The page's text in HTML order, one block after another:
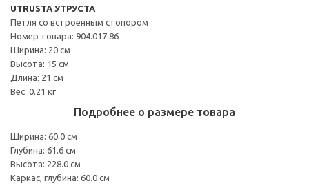
UTRUSTA УТРУСТА
Петля со встроенным стопором
Номер товара: 904.017.86
Ширина: 20 см
Высота: 15 см
Длина: 21 см
Вес: 0.21 кг
Подробнее о размере товара
Ширина: 60.0 см
Глубина: 61.6 см
Высота: 228.0 см
Каркас, глубина: 60.0 см